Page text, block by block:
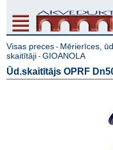
Visas preces - Mērierīces,
skaitītāji -GIOANOLA
Ūd.skaitītājs OPRF